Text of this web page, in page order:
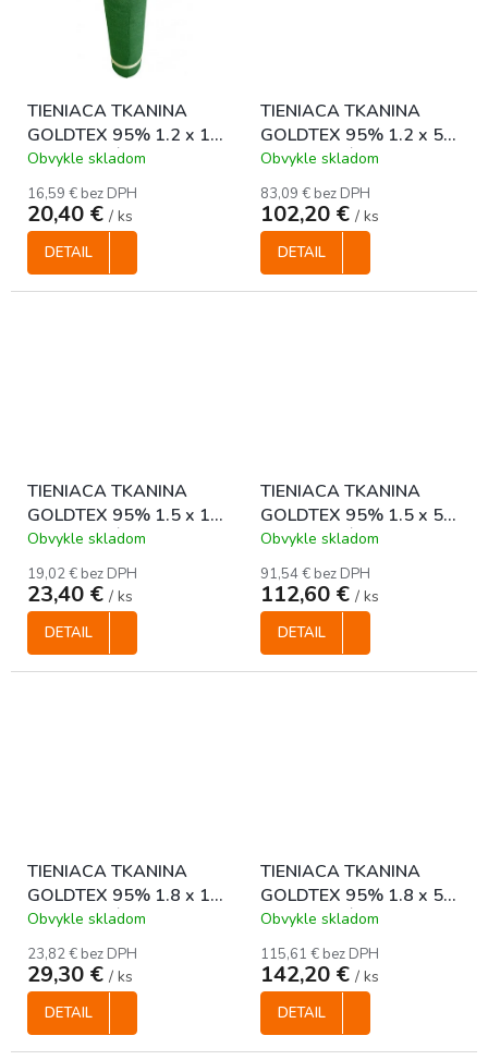
TIENIACA TKANINA
GOLDTEX 95% 1.2 x 10
m - ZELENÁ
Obvykle skladom
16,59 € bez DPH
20,40 € / ks
DETAIL
TIENIACA TKANINA
GOLDTEX 95% 1.2 x 50
m - ZELENÁ
Obvykle skladom
83,09 € bez DPH
102,20 € / ks
DETAIL
TIENIACA TKANINA
GOLDTEX 95% 1.5 x 10
m - ZELENÁ
Obvykle skladom
19,02 € bez DPH
23,40 € / ks
DETAIL
TIENIACA TKANINA
GOLDTEX 95% 1.5 x 50
m - ZELENÁ
Obvykle skladom
91,54 € bez DPH
112,60 € / ks
DETAIL
TIENIACA TKANINA
GOLDTEX 95% 1.8 x 10
m - ZELENÁ
Obvykle skladom
23,82 € bez DPH
29,30 € / ks
DETAIL
TIENIACA TKANINA
GOLDTEX 95% 1.8 x 50
m - ZELENÁ
Obvykle skladom
115,61 € bez DPH
142,20 € / ks
DETAIL